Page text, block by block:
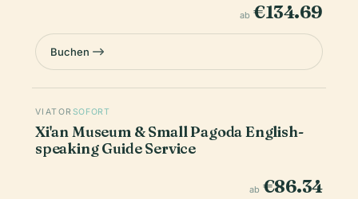
ab €134.69
Buchen
VIATOR SOFORT
Xi'an Museum & Small Pagoda English-
speaking Guide Service
ab €86.34